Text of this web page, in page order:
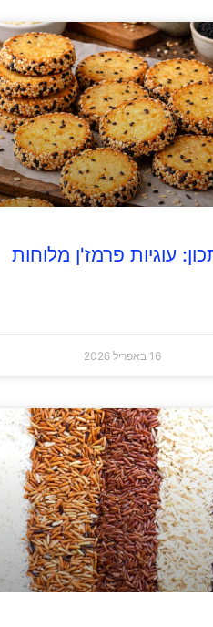
עוגיות פרמז'ן מלוחות
16 באפריל 2026